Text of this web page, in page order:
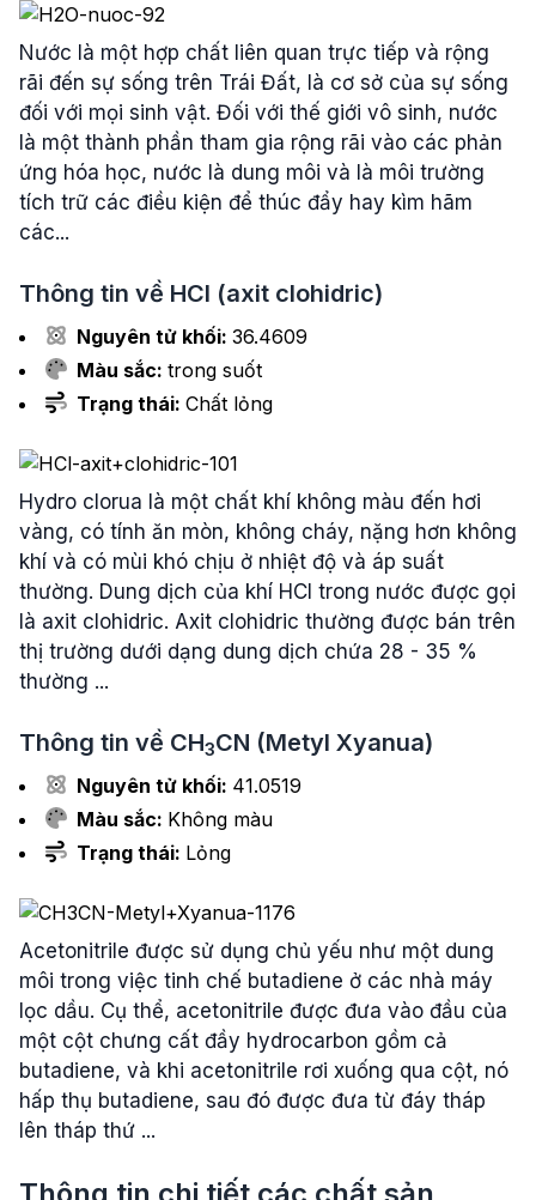
Nước là một hợp chất liên quan trực tiếp và rộng
rãi đến sự sống trên Trái Đất, là cơ sở của sự sống
đối với mọi sinh vật. Đối với thế giới vô sinh, nước
là một thành phần tham gia rộng rãi vào các phản
ứng hóa học, nước là dung môi và là môi trường
tích trữ các điều kiện để thúc đẩy hay kìm hãm
các...
Thông tin về HCl (axit clohidric)
Nguyên tử khối: 36.4609
Màu sắc: trong suốt
Trạng thái: Chất lỏng
Hydro clorua là một chất khí không màu đến hơi
vàng, có tính ăn mòn, không cháy, nặng hơn không
khí và có mùi khó chịu ở nhiệt độ và áp suất
thường. Dung dịch của khí HCl trong nước được gọi
là axit clohidric. Axit clohidric thường được bán trên
thị trường dưới dạng dung dịch chứa 28 - 35 %
thường ...
Thông tin về CH3CN (Metyl Xyanua)
Nguyên tử khối: 41.0519
Màu sắc: Không màu
Trạng thái: Lỏng
Acetonitrile được sử dụng chủ yếu như một dung
môi trong việc tinh chế butadiene ở các nhà máy
lọc dầu. Cụ thể, acetonitrile được đưa vào đầu của
một cột chưng cất đầy hydrocarbon gồm cả
butadiene, và khi acetonitrile rơi xuống qua cột, nó
hấp thụ butadiene, sau đó được đưa từ đáy tháp
lên tháp thứ ...